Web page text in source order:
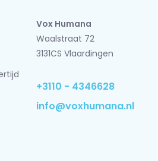
Vox Humana
Waalstraat 72
3131CS Vlaardingen
+3110 - 4346628
info@voxhumana.nl